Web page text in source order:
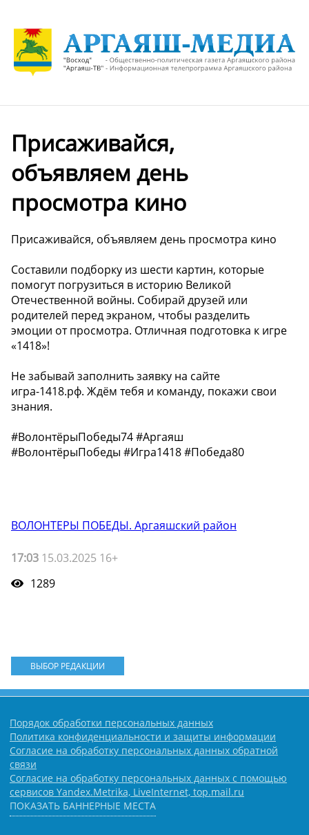
Присаживайся,
объявляем день
просмотра кино
Присаживайся, объявляем день просмотра кино
Составили подборку из шести картин, которые
помогут погрузиться в историю Великой
Отечественной войны. Собирай друзей или
родителей перед экраном, чтобы разделить
эмоции от просмотра. Отличная подготовка к игре
«1418»!
Не забывай заполнить заявку на сайте
игра-1418.рф. Ждём тебя и команду, покажи свои
знания.
#ВолонтёрыПобеды74 #Аргаяш
#ВолонтёрыПобеды #Игра1418 #Победа80
ВОЛОНТЕРЫ ПОБЕДЫ. Аргаяшский район
17:03 15.03.2025 16+
1289
ВЫБОР РЕДАКЦИИ
Порядок обработки персональных данных
Политика конфиденциальности и защиты информации
Согласие на обработку персональных данных обратной
связи
Согласие на обработку персональных данных с помощью
сервисов Yandex.Metrika, LiveInternet, top.mail.ru
ПОКАЗАТЬ БАННЕРНЫЕ МЕСТА